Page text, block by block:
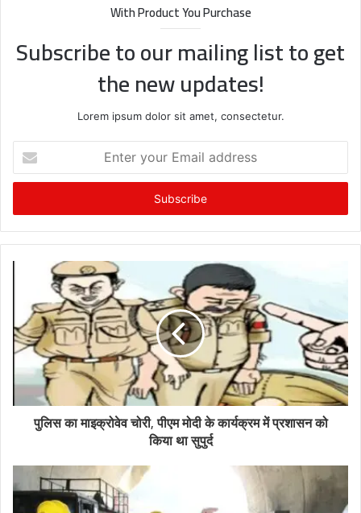
With Product You Purchase
Subscribe to our mailing list to get
the new updates!
Lorem ipsum dolor sit amet, consectetur.
your
Email
पुलिस का माइक्रोवेव चोरी, पीएम मोदी के कार्यक्रम में प्रशासन को
किया था सुपुर्द